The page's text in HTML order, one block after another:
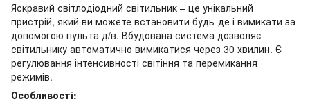
Яскравий світлодіодний світильник – це унікальний
пристрій, який ви можете встановити будь-де і вимикати за
допомогою пульта д/в. Вбудована система дозволяє
світильнику автоматично вимикатися через 30 хвилин. Є
регулювання інтенсивності світіння та перемикання
режимів.
Особливості: